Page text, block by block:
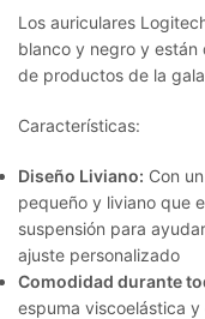
Los auriculares
blanco y negro y están
de productos de la
Características:
Diseño Liviano: Con
pequeño y liviano que
suspensión para
ajuste personalizado
Comodidad durante
espuma viscoelástica